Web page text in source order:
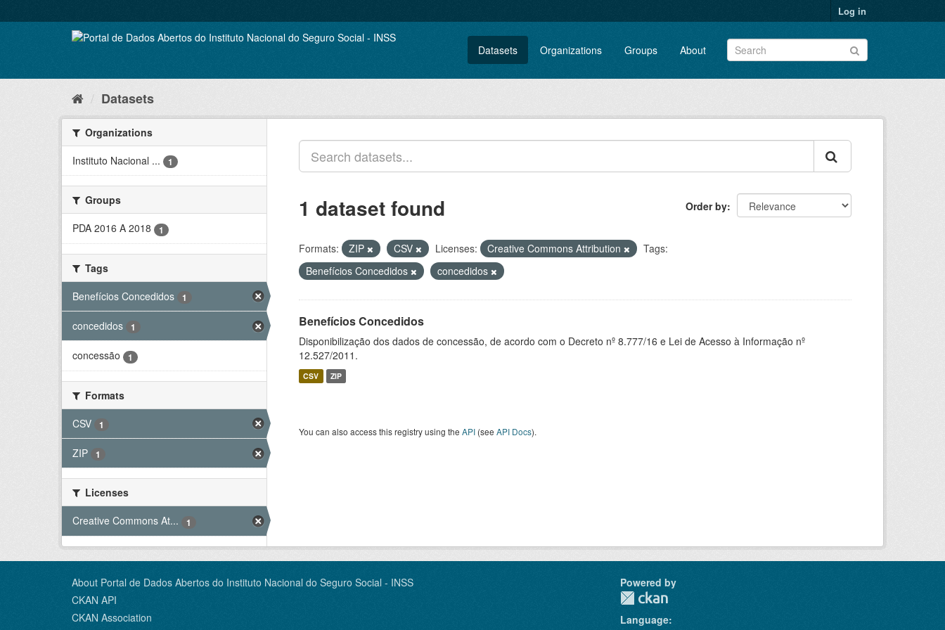
to
Log in
Datasets Organizations Groups About
Datasets
Organizations
Instituto Nacional ...
1
Groups
PDA 2016 A 2018
1
Tags
Benefícios Concedidos
1
concedidos 1
concessão 1
Formats
CSV
1
ZIP 1
Licenses
Creative Commons At...
1
Order by
1 dataset found
Formats: ZIP CSV Licenses: Creative Commons Attribution
Tags:
Benefícios Concedidos
concedidos
Benefícios Concedidos
Disponibilização dos dados de concessão, de acordo com o Decreto nº 8.777/16 e Lei de Acesso à Informação nº
12.527/2011.
CSV ZIP
You can also access this registry using the API (see API Docs).
About Portal de Dados Abertos do Instituto Nacional do Seguro Social - INSS
CKAN API
CKAN Association
Powered by
Language